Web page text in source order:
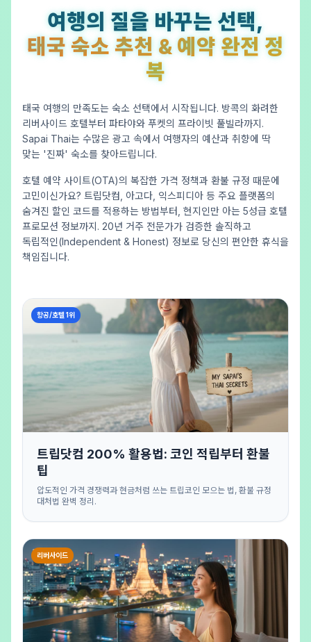
여행의 질을 바꾸는 선택,
태국 숙소 추천 & 예약 완전 정
복
태국 여행의 만족도는 숙소 선택에서 시작됩니다. 방콕의 화려한
리버사이드 호텔부터 파타야와 푸켓의 프라이빗 풀빌라까지.
Sapai Thai는 수많은 광고 속에서 여행자의 예산과 취향에 딱
맞는 '진짜' 숙소를 찾아드립니다.
호텔 예약 사이트(OTA)의 복잡한 가격 정책과 환불 규정 때문에
고민이신가요? 트립닷컴, 아고다, 익스피디아 등 주요 플랫폼의
숨겨진 할인 코드를 적용하는 방법부터, 현지인만 아는 5성급 호텔
프로모션 정보까지. 20년 거주 전문가가 검증한 솔직하고
독립적인(Independent & Honest) 정보로 당신의 편안한 휴식을
책임집니다.
항공/호텔 1위
트립닷컴 200% 활용법: 코인 적립부터 환불
팁
압도적인 가격 경쟁력과 현금처럼 쓰는 트립코인 모으는 법, 환불 규정
대처법 완벽 정리.
리버사이드